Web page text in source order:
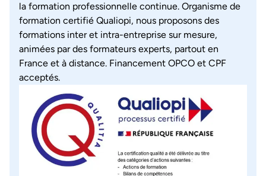
la formation professionnelle continue. Organisme de
formation certifié Qualiopi, nous proposons des
formations inter et intra-entreprise sur mesure,
animées par des formateurs experts, partout en
France et à distance. Financement OPCO et CPF
acceptés.